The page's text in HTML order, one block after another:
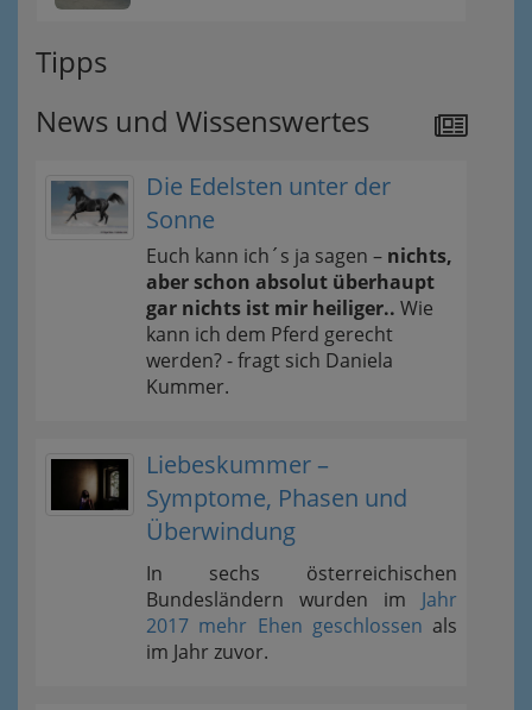
Tipps
News und Wissenswertes
Die Edelsten unter der
Sonne
Euch kann ich´s ja sagen – nichts,
aber schon absolut überhaupt
gar nichts ist mir heiliger.. Wie
kann ich dem Pferd gerecht
werden? - fragt sich Daniela
Kummer.
Liebeskummer –
Symptome, Phasen und
Überwindung
In sechs österreichischen
Bundesländern wurden im Jahr
2017 mehr Ehen geschlossen als
im Jahr zuvor.